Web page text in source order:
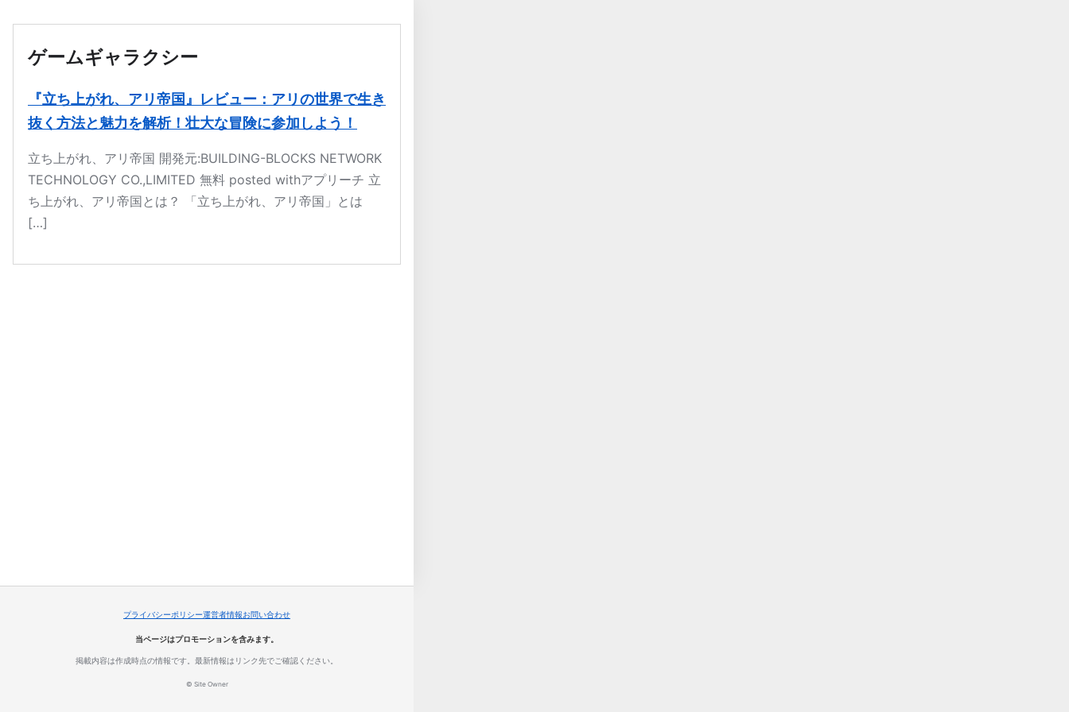
ゲームギャラクシー
『立ち上がれ、アリ帝国』レビュー：アリの世界で生き
抜く方法と魅力を解析！壮大な冒険に参加しよう！
立ち上がれ、アリ帝国 開発元:BUILDING-BLOCKS NETWORK
TECHNOLOGY CO.,LIMITED 無料 posted withアプリーチ 立
ち上がれ、アリ帝国とは？ 「立ち上がれ、アリ帝国」とは
[…]
プライバシーポリシー運営者情報お問い合わせ
当ページはプロモーションを含みます。
掲載内容は作成時点の情報です。最新情報はリンク先でご確認ください。
© Site Owner